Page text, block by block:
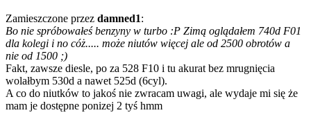
Zamieszczone przez damned1:
Bo nie spróbowałeś benzyny w turbo :P Zimą oglądałem 740d F01
dla kolegi i no cóż..... może niutów więcej ale od 2500 obrotów a
nie od 1500 ;)
Fakt, zawsze diesle, po za 528 F10 i tu akurat bez mrugnięcia
wolałbym 530d a nawet 525d (6cyl).
A co do niutków to jakoś nie zwracam uwagi, ale wydaje mi się że
mam je dostępne ponizej 2 tyś hmm